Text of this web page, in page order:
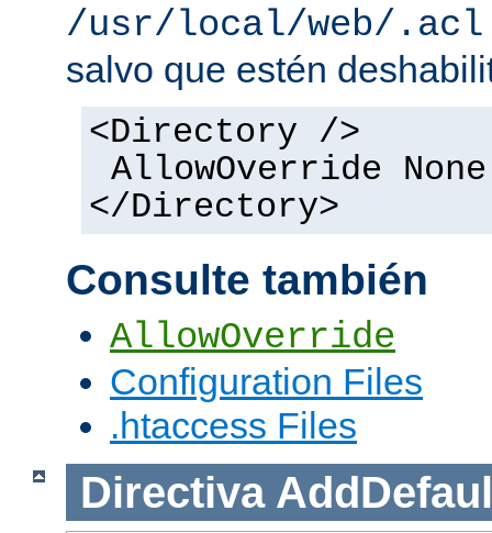
/usr/local/web/.acl
salvo que estén
<Directory />
AllowOverride None
</Directory>
Consulte también
AllowOverride
Configuration Files
.htaccess Files
Directiva